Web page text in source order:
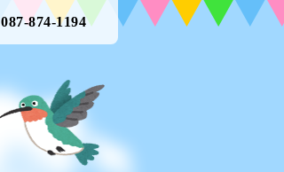
087-874-1194